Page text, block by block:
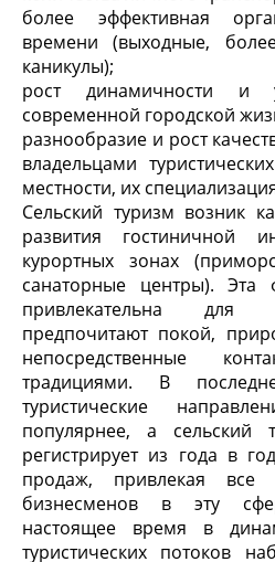
более эффективная
времени (выходные,
каникулы);
рост динамичности и
современной городской
разнообразие и рост
владельцами
местности, их
Сельский туризм возник
развития гостиничной
курортных зонах
санаторные центры). Эта
привлекательна для
предпочитают покой,
непосредственные
традициями. В
туристические
популярнее, а сельский
регистрирует из года в
продаж, привлекая все
бизнесменов в эту
настоящее время в
туристических потоков